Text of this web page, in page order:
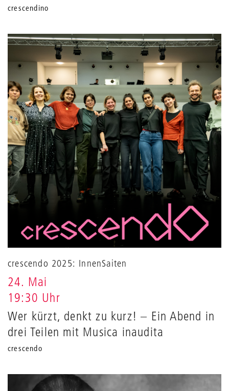
crescendino
crescendo 2025: InnenSaiten
24. Mai
19:30 Uhr
Wer kürzt, denkt zu kurz! – Ein Abend in
drei Teilen mit Musica inaudita
crescendo